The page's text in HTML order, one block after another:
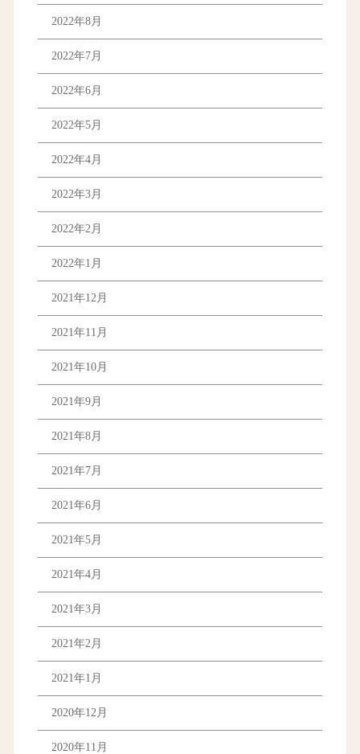
2022年8月
2022年7月
2022年6月
2022年5月
2022年4月
2022年3月
2022年2月
2022年1月
2021年12月
2021年11月
2021年10月
2021年9月
2021年8月
2021年7月
2021年6月
2021年5月
2021年4月
2021年3月
2021年2月
2021年1月
2020年12月
2020年11月